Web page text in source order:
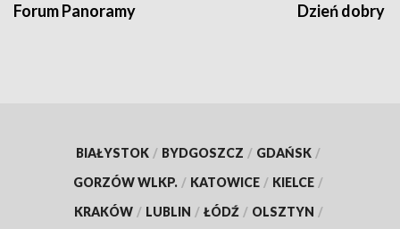
Forum Panoramy Dzień dobry
BIAŁYSTOK / BYDGOSZCZ / GDAŃSK /
GORZÓW WLKP. / KATOWICE / KIELCE /
KRAKÓW / LUBLIN / ŁÓDŹ / OLSZTYN /